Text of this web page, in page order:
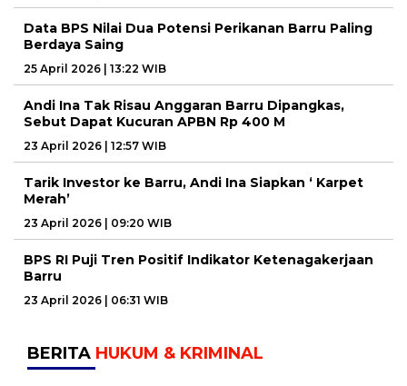
Data BPS Nilai Dua Potensi Perikanan Barru Paling
Berdaya Saing
25 April 2026 | 13:22 WIB
Andi Ina Tak Risau Anggaran Barru Dipangkas,
Sebut Dapat Kucuran APBN Rp 400 M
23 April 2026 | 12:57 WIB
Tarik Investor ke Barru, Andi Ina Siapkan ‘ Karpet
Merah’
23 April 2026 | 09:20 WIB
BPS RI Puji Tren Positif Indikator Ketenagakerjaan
Barru
23 April 2026 | 06:31 WIB
BERITA HUKUM & KRIMINAL